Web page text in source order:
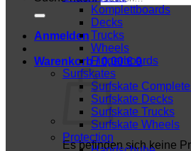
Anmelden
Warenkorb /0,00€ 0
Es befinden sich keine
Komplettboards
Decks
Trucks
Wheels
Fingerboards
Surfskates
Surfskate
Surfskate Decks
Surfskate Trucks
Surfskate Wheels
Protection